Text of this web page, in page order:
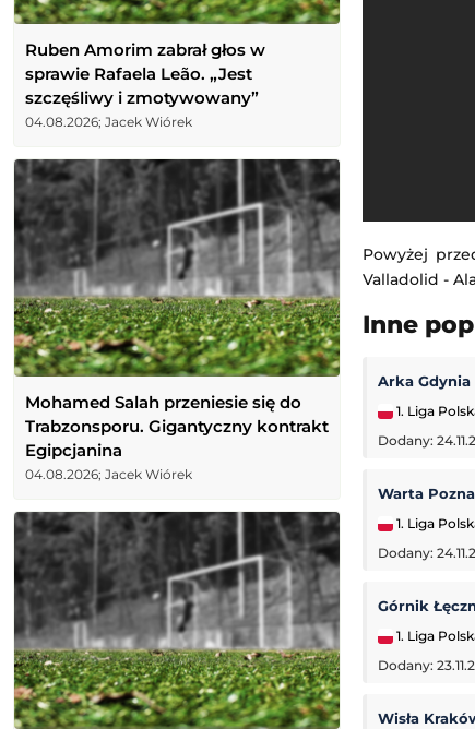
Ruben Amorim zabrał głos w
sprawie Rafaela Leão. „Jest
szczęśliwy i zmotywowany”
04.08.2026; Jacek Wiórek
Mohamed Salah przeniesie się do
Trabzonsporu. Gigantyczny kontrakt
Egipcjanina
04.08.2026; Jacek Wiórek
Powyżej
Valladolid -
Inne
Arka Gdynia
1. Liga
Dodany:
Warta
1. Liga
Dodany:
Górnik
1. Liga
Dodany:
Wisła